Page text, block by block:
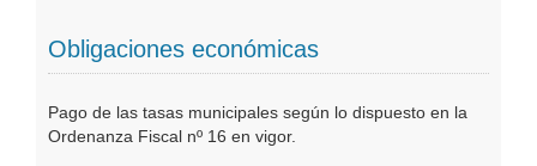
Obligaciones económicas
Pago de las tasas municipales según lo dispuesto en la
Ordenanza Fiscal nº 16 en vigor.